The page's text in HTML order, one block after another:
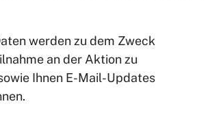
werden zu dem Zweck
an der Aktion zu
Ihnen E-Mail-Updates